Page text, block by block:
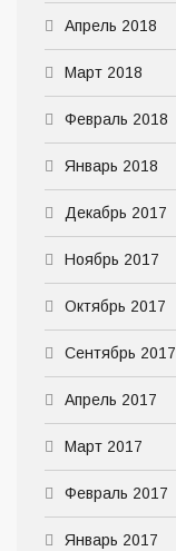
Апрель 2018
Март 2018
Февраль 2018
Январь 2018
Декабрь 2017
Ноябрь 2017
Октябрь 2017
Сентябрь 2017
Апрель 2017
Март 2017
Февраль 2017
Январь 2017